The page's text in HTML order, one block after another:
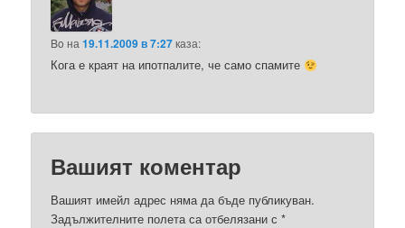
Bo на19.11.2009 в 7:27каза:
Кога е краят на ипотпалите, че само спамите
Вашият коментар
Вашият имейл адрес няма да бъде публикуван.
Задължителните полета са отбелязани с*